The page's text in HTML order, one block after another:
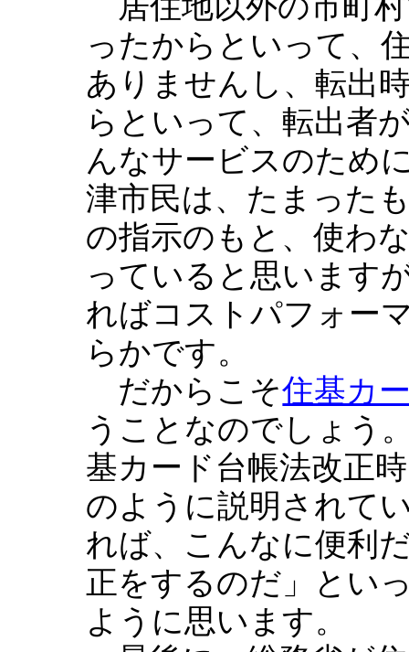
ったからといって、
ありませんし、転出
らといって、転出者
んなサービスのため
津市民は、たまっ
の指示のもと、使わ
っていると思いま
ればコストパフォー
らかです。
だからこそ住基カ
うことなのでしょう
基カード台帳法改正
のように説明されて
れば、こんなに便利
正をするのだ」とい
ように思います。